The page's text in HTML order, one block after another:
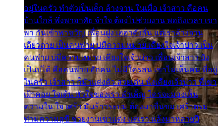
อยู่ในครัว ทำตัวเป็นเด็ก ล้างจาน ในเมื่อ เจ้าสาว คือคน
บ้านใกล้ พึ่งพาอาศัย จำใจ ต้องไปช่วยงาน พอถึงเวลา เขา
พา กันเข้าพาขวัญ เพื่อนฝูง เฮฮาดังลั่น แต่เราล้างจาน
เดียวดาย เป็นคนพ่าย บ่มีความหมาย เคียงใจเจ้าบ่าว เป็น
คนพ่าย บ่มีความหมาย เคียงใจเจ้าบ่าว เพื่อนเจ้าสาว ยัง
เป็นบ่ได้ คือคนพ่าย ฮักคน ไม่มีใครสน เขาไม่เห็นคน ที่อยู่
ในครัว เจ้าสาว ก็มัวแต่งตัว สวยเด่น นั่งเคียงเจ้าบ่าว ที่เขา
เฝ้าคอย ใจเต้น หัวใจของเรา ลำเค็ญ ใครจะมองเห็น
ความใน ใจ เศร้า มันร้าวระบม ต้องมาขื่นขม เศร้าตรม
ท่ามความสุขี ช่วยงานเขาแต่ง แต่เรา แล้งมาหลายปี